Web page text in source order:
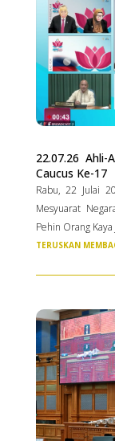
22.07.26
Caucus Ke-17
Rabu, 22 Julai
Mesyuarat
Pehin Orang Kaya
TERUSKAN